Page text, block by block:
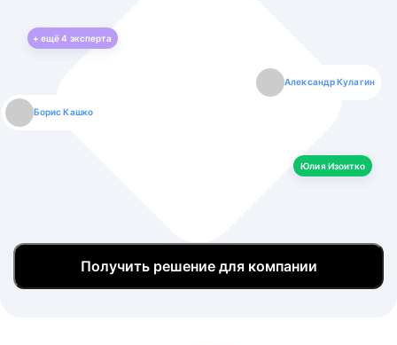
+ ещё4 эксперта
Борис Кашко
Александр Кулагин
Юлия Изоитко
Юлия Изоитко
Даниил Макаров
Александр Кулагин
Екатерина Лазаренко
Даниил Макаров
Борис Кашко
Екатерина Лазаренко
Юлия Изоитко
Получить решение для компании